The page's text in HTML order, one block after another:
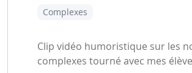
Complexes
Clip vidéo humoristique sur les
complexes tourné avec mes